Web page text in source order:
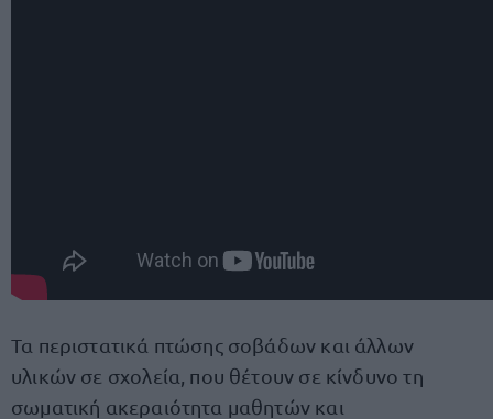
Τα περιστατικά πτώσης σοβάδων και άλλων
υλικών σε σχολεία, που θέτουν σε κίνδυνο τη
σωματική ακεραιότητα μαθητών και